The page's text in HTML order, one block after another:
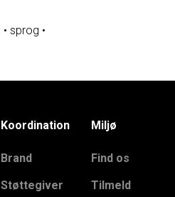
• sprog •
Koordination
Brand
Støttegiver
Miljø
Find os
Tilmeld